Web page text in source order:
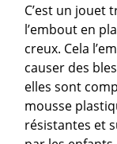
C’est un jouet
l’embout en
creux. Cela
causer des
elles sont
mousse
résistantes et